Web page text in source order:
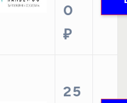
0
₽
25